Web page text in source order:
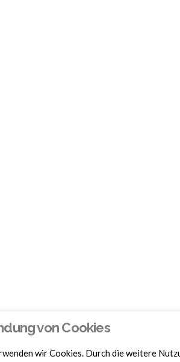
byBAM-WERBUNG
von Cookies
wir Cookies. Durch die weitere